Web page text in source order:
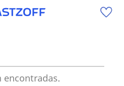
encontradas.